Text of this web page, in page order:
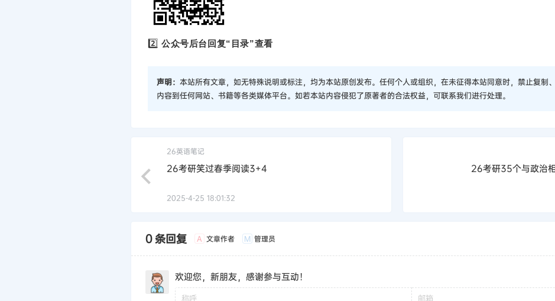
2️⃣公众号后台回复“目录”查看
声明： 本站所有文章，如无特殊说明或标注，均为本站原创发布。任何个人或组织，在未征得本站同意时，禁止复制
内容到任何网站、书籍等各类媒体平台。如若本站内容侵犯了原著者的合法权益，可联系我们进行处理。
26英语笔记
26考研笑过春季阅读3+4
2025-4-25 18:01:32
26考研35个与政治
0 条回复 A 文章作者 M 管理员
欢迎您，新朋友，感谢参与互动！